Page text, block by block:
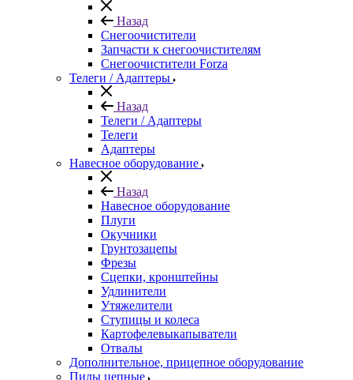
Назад
Снегоочистители
Запчасти к снегоочистителям
Снегоочистители Forza
Телеги / Адаптеры
Назад
Телеги / Адаптеры
Телеги
Адаптеры
Навесное оборудование
Назад
Навесное оборудование
Плуги
Окучники
Грунтозацепы
Фрезы
Сцепки, кронштейны
Удлинители
Утяжелители
Ступицы и колеса
Картофелевыкапыватели
Отвалы
Дополнительное, прицепное оборудование
Пилы цепные